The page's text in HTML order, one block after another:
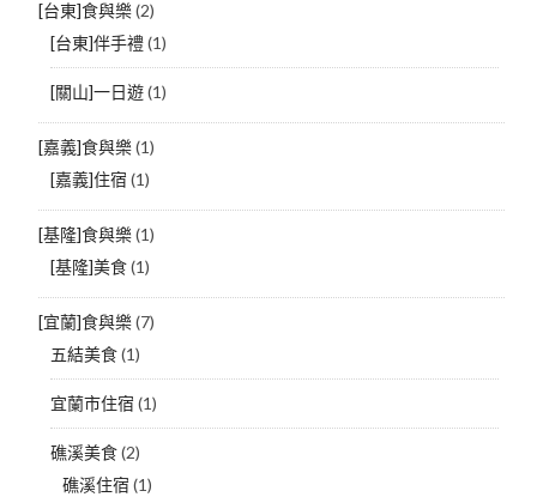
[台東]食與樂(2)
[台東]伴手禮(1)
[關山]一日遊(1)
[嘉義]食與樂(1)
[嘉義]住宿 (1)
[基隆]食與樂(1)
[基隆]美食(1)
[宜蘭]食與樂(7)
五結美食(1)
宜蘭市住宿 (1)
礁溪美食(2)
礁溪住宿 (1)